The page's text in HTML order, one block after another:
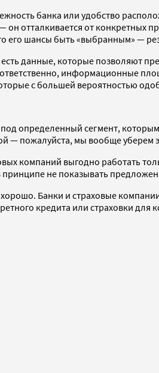
банка или удобство
он отталкивается от
его шансы быть «выбранным» —
данные, которые позволяют
информационные
с большей вероятностью
определенный сегмент,
— пожалуйста, мы вообще
компаний выгодно работать
не показывать
Банки и страховые
кредита или страховки для